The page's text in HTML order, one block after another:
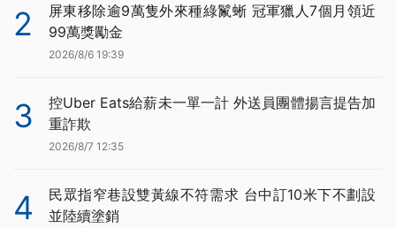
2
屏東移除逾9萬隻外來種綠鬣蜥 冠軍獵人7個月領近
99萬獎勵金
2026/8/6 19:39
3
控Uber Eats給薪未一單一計 外送員團體揚言提告加
重詐欺
2026/8/7 12:35
4
民眾指窄巷設雙黃線不符需求 台中訂10米下不劃設
並陸續塗銷